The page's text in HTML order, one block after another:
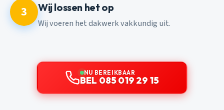
3 Wij lossen het op
Wij voeren het dakwerk vakkundig uit.
NU BEREIKBAAR
BEL 085 019 29 15